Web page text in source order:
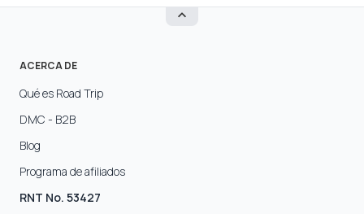
ACERCA DE
Qué es Road Trip
DMC - B2B
Blog
Programa de afiliados
RNT No. 53427